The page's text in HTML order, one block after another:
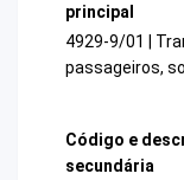
principal
4929-9/01 |
passageiros,
Código e
secundária